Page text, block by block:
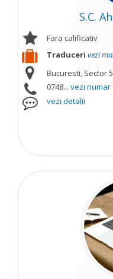
S.C.
Fara calificativ
Traduceri vezi
Bucuresti, Sector 5
0748... vezi numar
vezi detalii